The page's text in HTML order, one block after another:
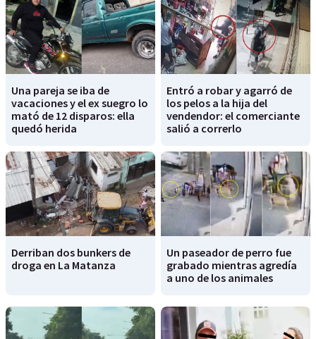
Una pareja se iba de
vacaciones y el ex suegro lo
mató de 12 disparos: ella
quedó herida
Entró a robar y agarró de
los pelos a la hija del
vendendor: el comerciante
salió a correrlo
Derriban dos bunkers de
droga en La Matanza
Un paseador de perro fue
grabado mientras agredía
a uno de los animales